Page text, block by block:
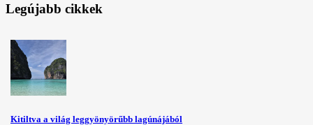
Legújabb cikkek
Kitiltva a világ leggyönyörűbb lagúnájából